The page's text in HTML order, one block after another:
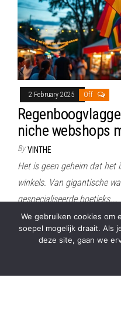
2 February 2025 Off
niche webshops
By VINTHE
Het is geen geheim dat het
winkels. Van gigantische
gespecialiseerde boetieks.…
Proudly powered by
We gebruiken cookies om
soepel mogelijk draait. Als
deze site, gaan we